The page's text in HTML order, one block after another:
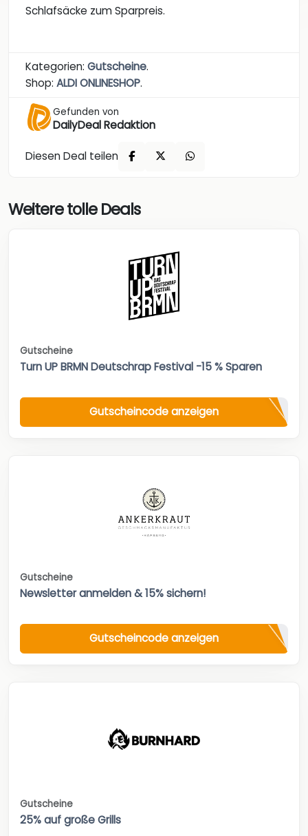
Schlafsäcke zum Sparpreis.
Kategorien: Gutscheine.
Shop: ALDI ONLINESHOP.
Gefunden von
DailyDeal Redaktion
Diesen Deal teilen
Weitere tolle Deals
Gutscheine
Turn UP BRMN Deutschrap Festival -15 % Sparen
Gutscheincode anzeigen
Gutscheine
Newsletter anmelden & 15% sichern!
Gutscheincode anzeigen
Gutscheine
25% auf große Grills